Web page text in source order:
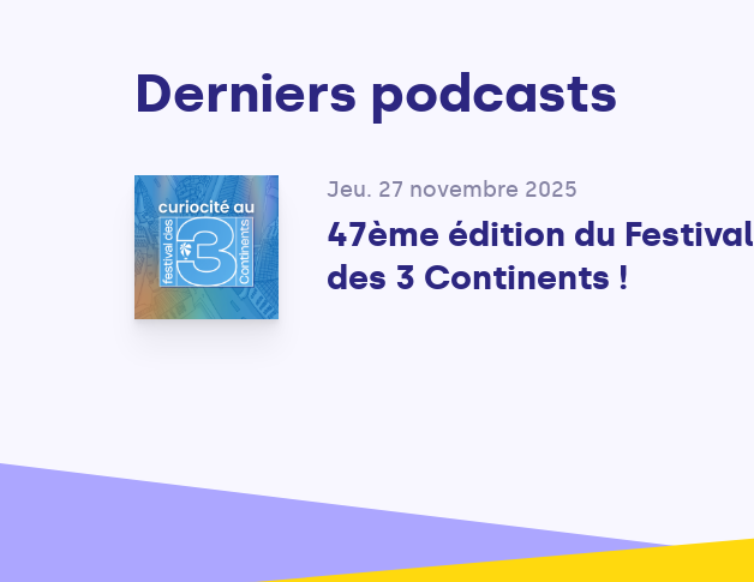
Derniers podcasts
Jeu. 27 novembre 2025
47ème édition du Festival
des 3 Continents !